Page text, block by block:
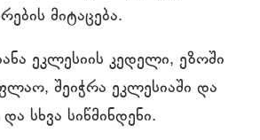
მიტაცება.
ეკლესიის კედელი, ეზოში
შეიჭრა ეკლესიაში და
სხვა სიწმინდენი.